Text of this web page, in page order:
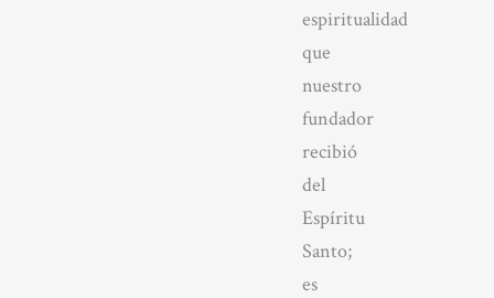
espiritualidad
que
nuestro
fundador
recibió
del
Espíritu
Santo;
es